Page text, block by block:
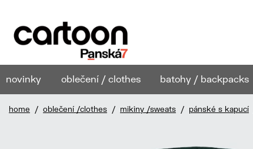
novinky oblečení / clothes batohy / backpacks
home / oblečení /clothes / mikiny /sweats / pánské s kapucí